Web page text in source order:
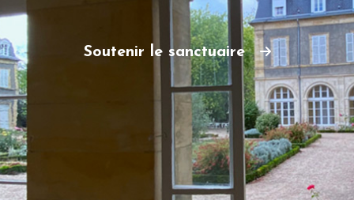
Soutenir le sanctuaire